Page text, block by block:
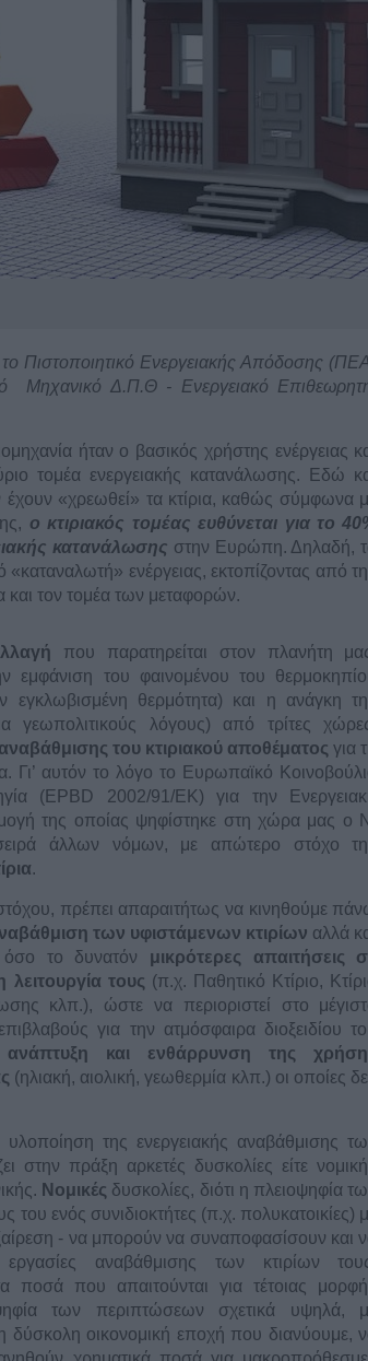
Πιστοποιητικό Ενεργειακής Απόδοσης
Μηχανικό Δ.Π.Θ - Ενεργειακό
ήταν ο βασικός χρήστης ενέργειας
τομέα ενεργειακής κατανάλωσης. Εδώ
έχουν «χρεωθεί» τα κτίρια, καθώς σύμφωνα
ο κτιριακός τομέας ευθύνεται για το
κατανάλωσης στην Ευρώπη. Δηλαδή,
«καταναλωτή» ενέργειας, εκτοπίζοντας από
και τον τομέα των μεταφορών.
που παρατηρείται στον πλανήτη
εμφάνιση του φαινομένου του
εγκλωβισμένη θερμότητα) και η ανάγκη
γεωπολιτικούς λόγους) από τρίτες
αναβάθμισης του κτιριακού αποθέματος για
Γι’ αυτόν το λόγο το Ευρωπαϊκό
(EPBD 2002/91/ΕΚ) για την
της οποίας ψηφίστηκε στη χώρα μας ο
άλλων νόμων, με απώτερο στόχο
.
πρέπει απαραιτήτως να κινηθούμε
των υφιστάμενων κτιρίων αλλά
το δυνατόν μικρότερες απαιτήσεις
τους (π.χ. Παθητικό Κτίριο,
κλπ.), ώστε να περιοριστεί στο
για την ατμόσφαιρα διοξειδίου
ανάπτυξη και ενθάρρυνση της
(ηλιακή, αιολική, γεωθερμία κλπ.) οι οποίες
υλοποίηση της ενεργειακής αναβάθμισης
στην πράξη αρκετές δυσκολίες είτε
Νομικές δυσκολίες, διότι η πλειοψηφία
του ενός συνιδιοκτήτες (π.χ. πολυκατοικίες)
- να μπορούν να συναποφασίσουν και
εργασίες αναβάθμισης των κτιρίων
ποσά που απαιτούνται για τέτοιας
των περιπτώσεων σχετικά υψηλά,
οικονομική εποχή που διανύουμε,